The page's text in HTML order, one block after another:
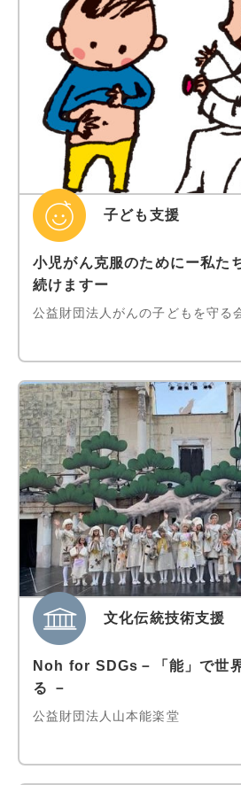
子ども支援
小児がん克服のためにー私た
続けますー
公益財団法人がんの子どもを守る
文化伝統技術支援
Noh for SDGs－「能」で世
る －
公益財団法人山本能楽堂